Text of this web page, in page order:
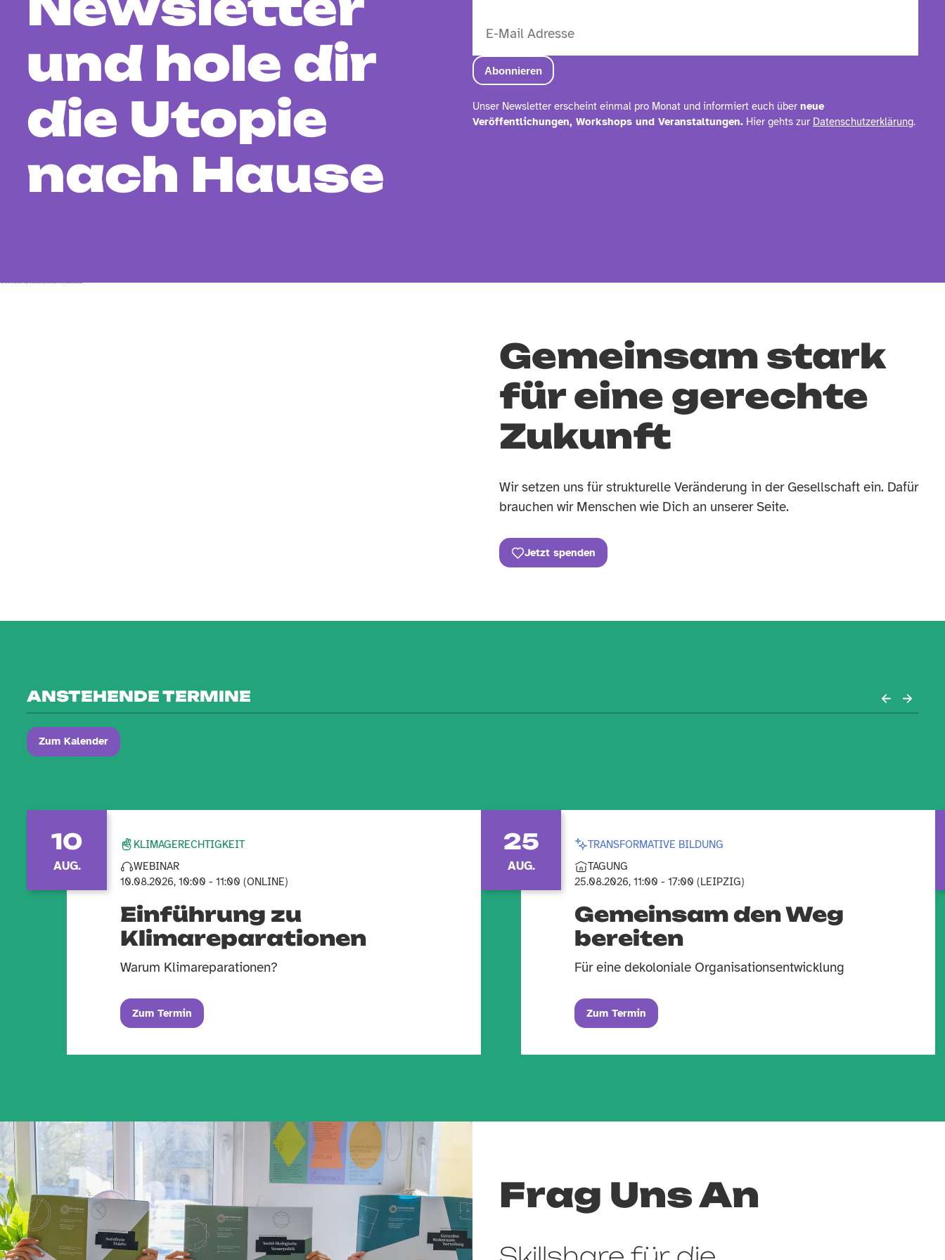
und hole dir
die Utopie
nach Hause
Unser Newsletter erscheint einmal pro Monat und informiert euch über neue
Veröffentlichungen, Workshops und Veranstaltungen. Hier gehts zur Datenschutzerklärung.
Gemeinsam stark
für eine gerechte
Zukunft
Wir setzen uns für strukturelle Veränderung in der Gesellschaft ein. Dafür
brauchen wir Menschen wie Dich an unserer Seite.
Jetzt spenden
ANSTEHENDE TERMINE
Zum Kalender
10
AUG.
KLIMAGERECHTIGKEIT
WEBINAR
10.08.2026, 10:00 - 11:00 (ONLINE)
Einführung zu
Klimareparationen
Warum Klimareparationen?
Zum Termin
25
AUG.
TRANSFORMATIVE BILDUNG
TAGUNG
25.08.2026, 11:00 - 17:00 (LEIPZIG)
Gemeinsam den Weg
bereiten
Für eine dekoloniale Organisationsentwicklung
Zum Termin
Frag Uns An